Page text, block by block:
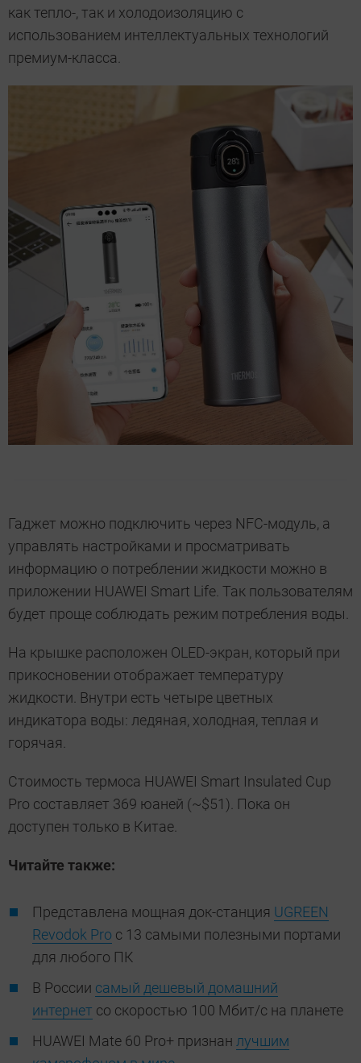
как тепло-, так и холодоизоляцию с
использованием интеллектуальных технологий
премиум-класса.
Гаджет можно подключить через NFC-модуль, а
управлять настройками и просматривать
информацию о потреблении жидкости можно в
приложении HUAWEI Smart Life. Так пользователям
будет проще соблюдать режим потребления воды.
На крышке расположен OLED-экран, который при
прикосновении отображает температуру
жидкости. Внутри есть четыре цветных
индикатора воды: ледяная, холодная, теплая и
горячая.
Стоимость термоса HUAWEI Smart Insulated Cup
Pro составляет 369 юаней (~$51). Пока он
доступен только в Китае.
Читайте также:
Представлена мощная док-станция UGREEN
Revodok Pro с 13 самыми полезными портами
для любого ПК
В России самый дешевый домашний
интернет со скоростью 100 Мбит/c на планете
HUAWEI Mate 60 Pro+ признан лучшим